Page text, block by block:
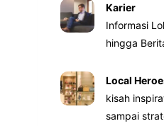
Karier
Informasi
hingga
Local
kisah
sampai